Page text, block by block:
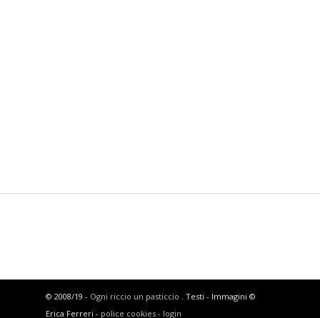
© 2008/19 - Ogni riccio un pasticcio . Testi - Immagini ©
Erica Ferreri - police cookies - login